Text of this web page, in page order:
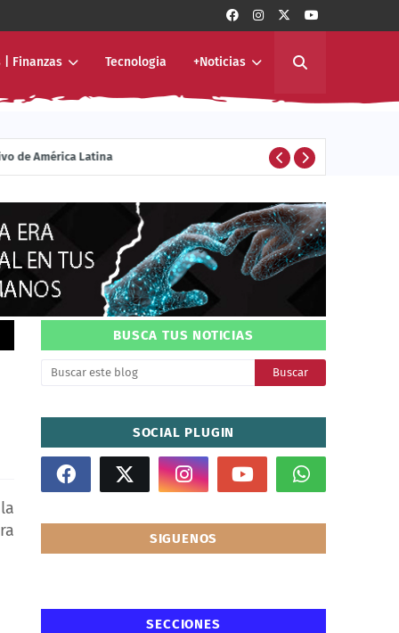
| Finanzas Tecnologia +Noticias
de América Latina
BUSCA TUS NOTICIAS
SOCIAL PLUGIN
SIGUENOS
SECCIONES